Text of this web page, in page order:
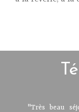
"Très beau